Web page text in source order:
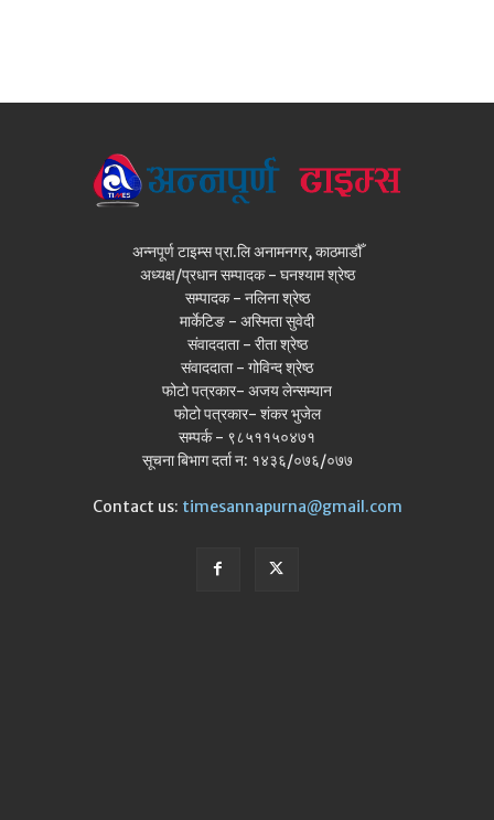
अन्नपूर्ण टाइम्स प्रा.लि अनामनगर, काठमाडौँ
अध्यक्ष/प्रधान सम्पादक - घनश्याम श्रेष्ठ
सम्पादक - नलिना श्रेष्ठ
मार्केटिङ - अस्मिता सुवेदी
संवाददाता - रीता श्रेष्ठ
संवाददाता - गोविन्द श्रेष्ठ
फोटो पत्रकार- अजय लेन्सम्यान
फोटो पत्रकार- शंकर भुजेल
सम्पर्क - ९८५११५०४७१
सूचना बिभाग दर्ता न: १४३६/०७६/०७७
Contact us: timesannapurna@gmail.com